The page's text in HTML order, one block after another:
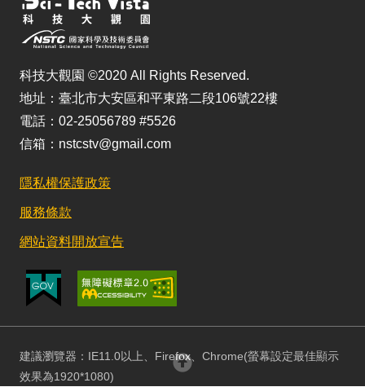
科技大觀園 ©2020 All Rights Reserved.
地址：臺北市大安區和平東路二段106號22樓
電話：02-25056789 #5526
信箱：nstcstv@gmail.com
隱私權保護政策
服務條款
網站資料開放宣告
建議瀏覽器：IE11.0以上、Firefox、Chrome(螢幕設定最佳顯示
效果為1920*1080)
回頂部